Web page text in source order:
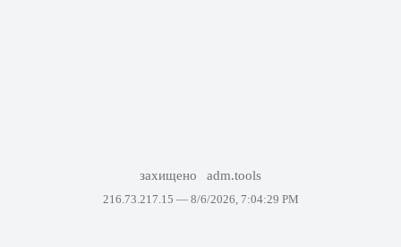
захищено adm.tools
216.73.217.15 — 8/6/2026, 7:04:29 PM